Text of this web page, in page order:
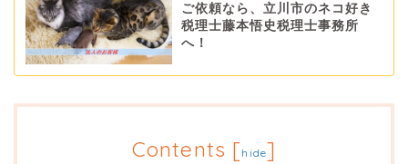
ご依頼なら、立川市のネコ好き
税理士藤本悟史税理士事務所
へ！
Contents [hide]